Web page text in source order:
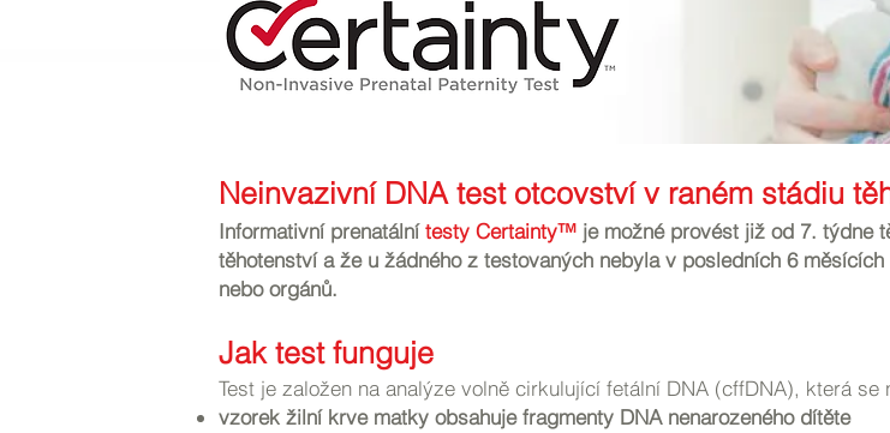
Neinvazivní DNA test otcovství v raném stádiu
Informativní prenatálnítesty Certainty™ je možné provést již od 7. týdne
těhotenství a že u žádného z testovaných nebyla v posledních 6
nebo orgánů.
Jak test funguje
Test je založen na analýze volně cirkulující fetální DNA (cffDNA), která se
vzorek žilní krve matky obsahuje fragmenty DNA nenarozeného dítěte